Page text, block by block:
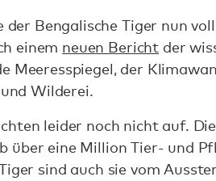
Bengalische Tiger nun
einem neuen Bericht der
Meeresspiegel, der
Wilderei.
leider noch nicht auf.
über eine Million Tier- und
sind auch sie vom